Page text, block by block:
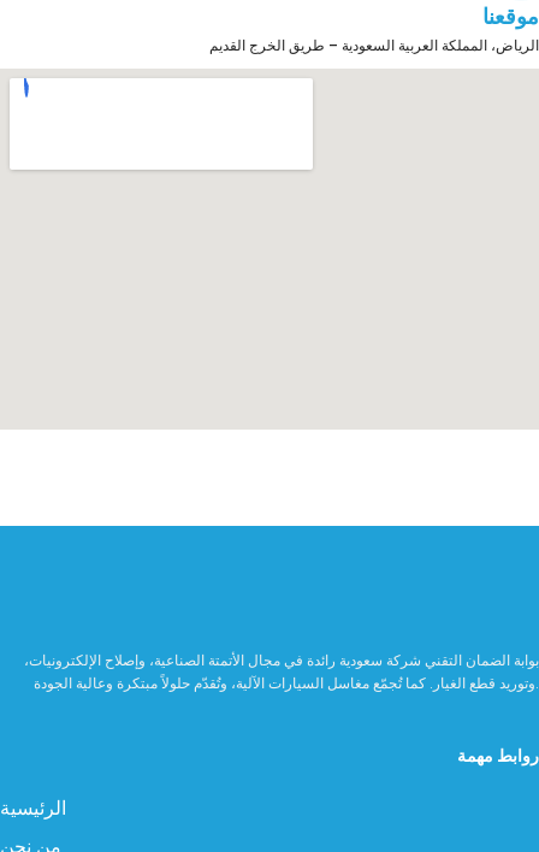
موقعنا
الرياض، المملكة العربية السعودية – طريق الخرج القديم
بوابة الضمان التقني شركة سعودية رائدة في مجال الأتمتة الصناعية، وإصلاح الإلكترونيات،
وتوريد قطع الغيار. كما تُجمّع مغاسل السيارات الآلية، وتُقدّم حلولاً مبتكرة وعالية الجودة.
روابط مهمة
الرئيسية